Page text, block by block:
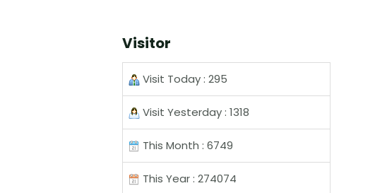
Visitor
Visit Today : 295
Visit Yesterday : 1318
This Month : 6749
This Year : 274074